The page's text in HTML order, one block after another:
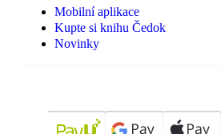
Mobilní aplikace
Kupte si knihu Čedok
Novinky